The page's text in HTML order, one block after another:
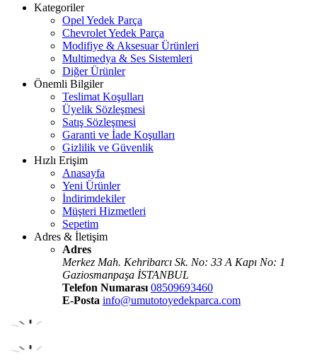
Kategoriler
Opel Yedek Parça
Chevrolet Yedek Parça
Modifiye & Aksesuar Ürünleri
Multimedya & Ses Sistemleri
Diğer Ürünler
Önemli Bilgiler
Teslimat Koşulları
Üyelik Sözleşmesi
Satış Sözleşmesi
Garanti ve İade Koşulları
Gizlilik ve Güvenlik
Hızlı Erişim
Anasayfa
Yeni Ürünler
İndirimdekiler
Müşteri Hizmetleri
Sepetim
Adres & İletişim
Adres
Merkez Mah. Kehribarcı Sk. No: 33 A Kapı No: 1
Gaziosmanpaşa İSTANBUL
Telefon Numarası 08509693460
E-Posta info@umutotoyedekparca.com